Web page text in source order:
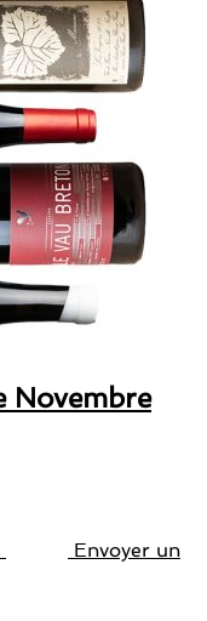
Novembre
Envoyer un